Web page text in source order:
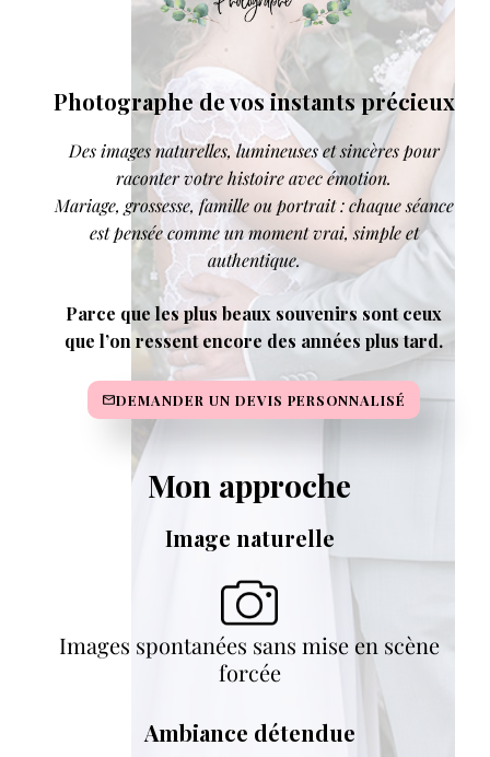
Photographe de vos instants précieux
Des images naturelles, lumineuses et sincères pour
raconter votre histoire avec émotion.
Mariage, grossesse, famille ou portrait : chaque séance
est pensée comme un moment vrai, simple et
authentique.
Parce que les plus beaux souvenirs sont ceux
que l’on ressent encore des années plus tard.
DEMANDER UN DEVIS PERSONNALISÉ
Mon approche
Image naturelle
Images spontanées sans mise en scène
forcée
Ambiance détendue